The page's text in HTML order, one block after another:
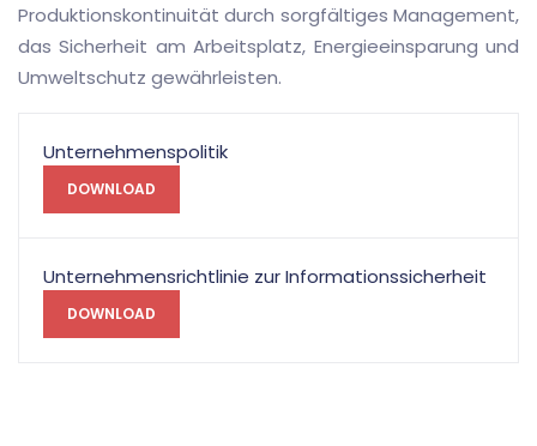
Produktionskontinuität durch sorgfältiges Management,
das Sicherheit am Arbeitsplatz, Energieeinsparung und
Umweltschutz gewährleisten.
Unternehmenspolitik
DOWNLOAD
Unternehmensrichtlinie zur Informationssicherheit
DOWNLOAD